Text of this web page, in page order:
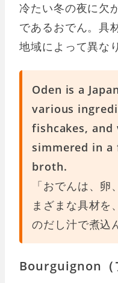
冷たい冬の夜に欠
であるおでん。具
地域によって異な
Oden is a
various
fishcakes, and
simmered in a
broth.
「おでんは、
まざまな具材を
のだし汁で煮込
Bourguignon（